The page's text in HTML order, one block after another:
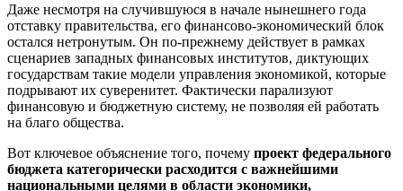
Даже несмотря на случившуюся в начале нынешнего года
отставку правительства, его финансово-экономический блок
остался нетронутым. Он по-прежнему действует в рамках
сценариев западных финансовых институтов, диктующих
государствам такие модели управления экономикой, которые
подрывают их суверенитет. Фактически парализуют
финансовую и бюджетную систему, не позволяя ей работать
на благо общества.
Вот ключевое объяснение того, почему проект федерального
бюджета категорически расходится с важнейшими
национальными целями в области экономики,